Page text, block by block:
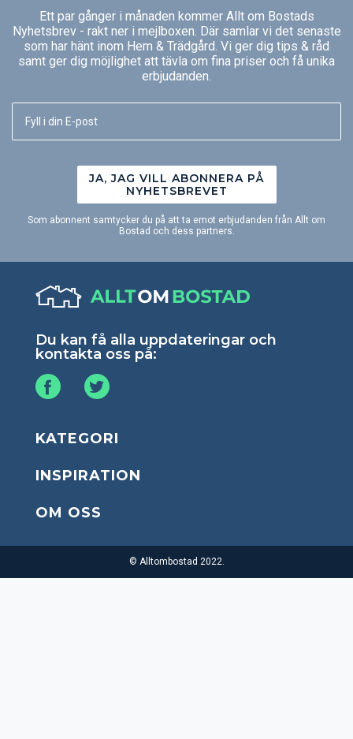
Ett par gånger i månaden kommer Allt om Bostads
Nyhetsbrev - rakt ner i mejlboxen. Där samlar vi det senaste
som har hänt inom Hem & Trädgård. Vi ger dig tips & råd
samt ger dig möjlighet att tävla om fina priser och få unika
erbjudanden.
JA, JAG VILL ABONNERA PÅ
NYHETSBREVET
Som abonnent samtycker du på att ta emot erbjudanden från Allt om
Bostad och dess partners.
Du kan få alla uppdateringar och
kontakta oss på:
KATEGORI
INSPIRATION
OM OSS
© Alltombostad 2022.